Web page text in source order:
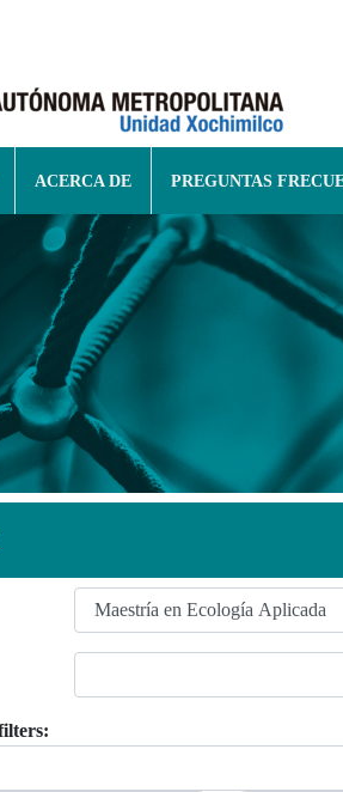
ACERCA DE PREGUNTAS